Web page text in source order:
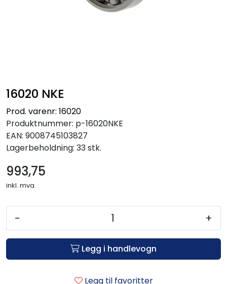
16020 NKE
Prod. varenr: 16020
Produktnummer: p-16020NKE
EAN: 9008745103827
Lagerbeholdning: 33 stk.
993,75
inkl. mva.
- +
Legg i handlevogn
Legg til favoritter